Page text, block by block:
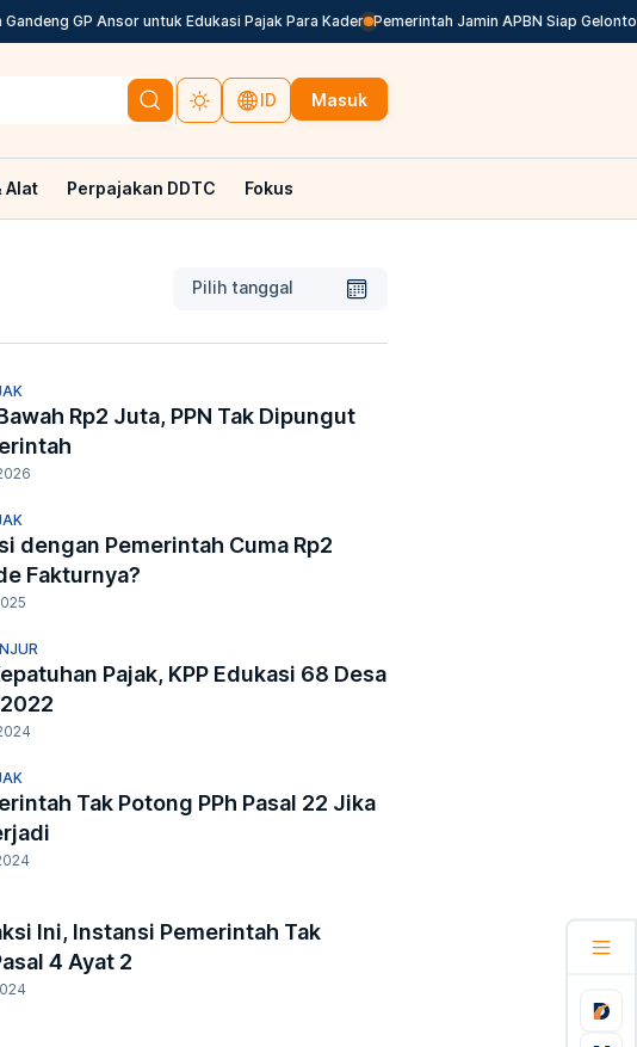
GP Ansor untuk Edukasi Pajak Para Kader Pemerintah Jamin APBN Siap
ID Masuk
Alat Perpajakan DDTC Fokus
Pilih tanggal
Rp2 Juta, PPN Tak Dipungut
dengan Pemerintah Cuma Rp2
Fakturnya?
Pajak, KPP Edukasi 68 Desa
Tak Potong PPh Pasal 22 Jika
Ini, Instansi Pemerintah Tak
4 Ayat 2